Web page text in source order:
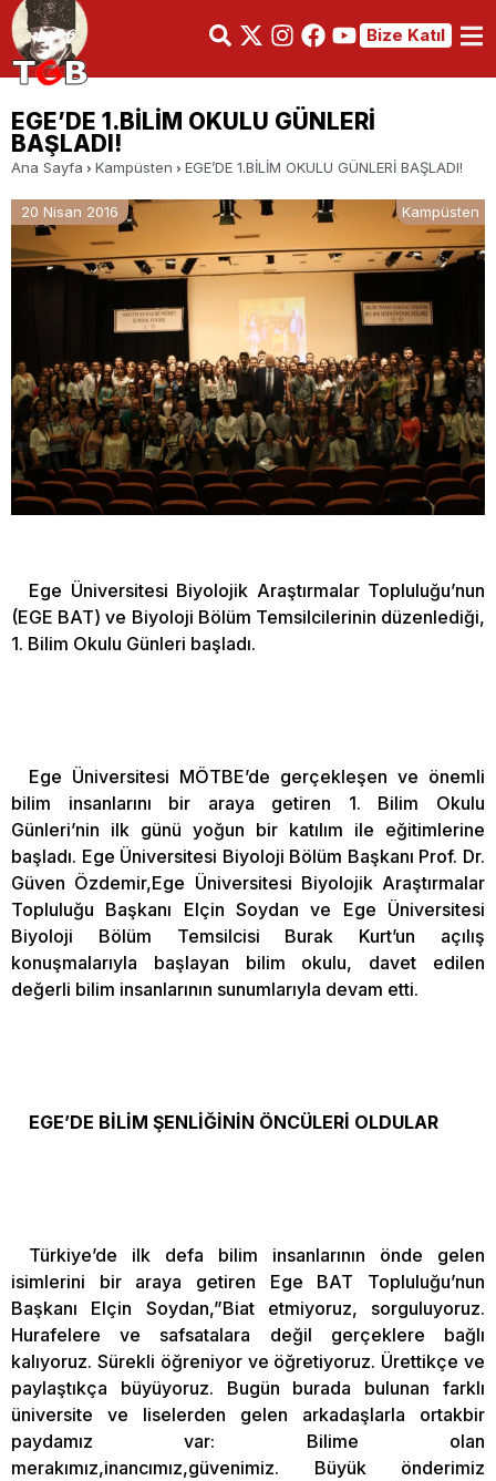
Bize Katıl
EGE’DE 1.BİLİM OKULU GÜNLERİ
BAŞLADI!
Ana Sayfa Kampüsten EGE’DE 1.BİLİM OKULU GÜNLERİ BAŞLADI!
20 Nisan 2016 Kampüsten
Ege Üniversitesi Biyolojik Araştırmalar Topluluğu’nun
(EGE BAT) ve Biyoloji Bölüm Temsilcilerinin düzenlediği,
1. Bilim Okulu Günleri başladı.
Ege Üniversitesi MÖTBE’de gerçekleşen ve önemli
bilim insanlarını bir araya getiren 1. Bilim Okulu
Günleri’nin ilk günü yoğun bir katılım ile eğitimlerine
başladı. Ege Üniversitesi Biyoloji Bölüm Başkanı Prof. Dr.
Güven Özdemir,Ege Üniversitesi Biyolojik Araştırmalar
Topluluğu Başkanı Elçin Soydan ve Ege Üniversitesi
Biyoloji Bölüm Temsilcisi Burak Kurt’un açılış
konuşmalarıyla başlayan bilim okulu, davet edilen
değerli bilim insanlarının sunumlarıyla devam etti.
EGE’DE BİLİM ŞENLİĞİNİN ÖNCÜLERİ OLDULAR
Türkiye’de ilk defa bilim insanlarının önde gelen
isimlerini bir araya getiren Ege BAT Topluluğu’nun
Başkanı Elçin Soydan,”Biat etmiyoruz, sorguluyoruz.
Hurafelere ve safsatalara değil gerçeklere bağlı
kalıyoruz. Sürekli öğreniyor ve öğretiyoruz. Ürettikçe ve
paylaştıkça büyüyoruz. Bugün burada bulunan farklı
üniversite ve liselerden gelen arkadaşlarla ortakbir
paydamız var: Bilime olan
merakımız,inancımız,güvenimiz. Büyük önderimiz